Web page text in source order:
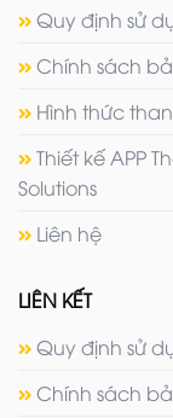
Quy định sử
Chính sách
Hình thức
Thiết kế APP
Solutions
Liên hệ
LIÊN KẾT
Quy định sử
Chính sách